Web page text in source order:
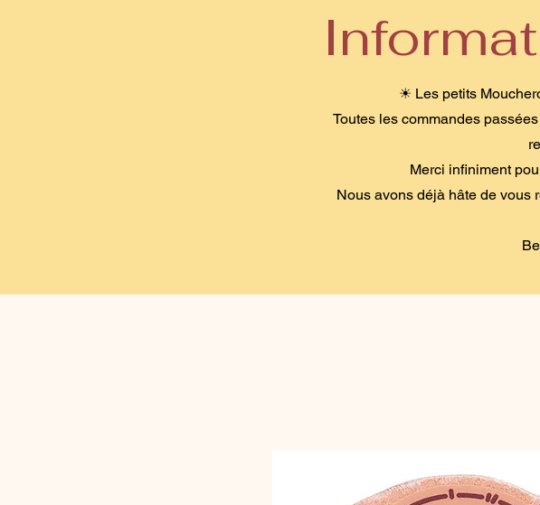
☀ Les petits
Toutes les commandes
Merci infiniment
Nous avons déjà hâte de vous